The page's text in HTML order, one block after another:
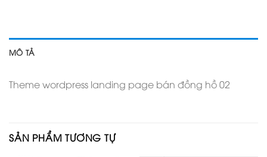
MÔ TẢ
Theme wordpress landing page bán đồng hồ 02
SẢN PHẨM TƯƠNG TỰ